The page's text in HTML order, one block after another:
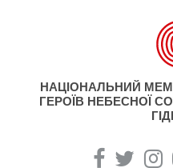
НАЦІОНАЛЬНИЙ
ГЕРОЇВ НЕБЕСНОЇ